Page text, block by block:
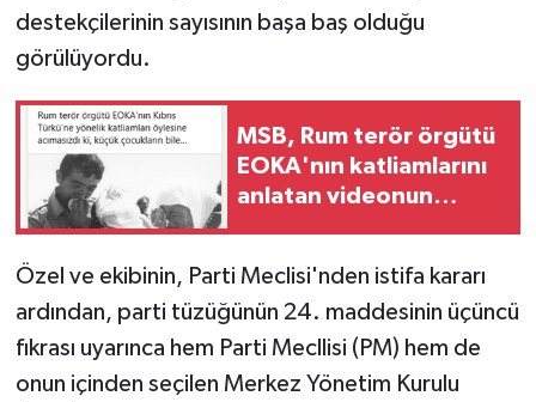
destekçilerinin sayısının başa baş olduğu
görülüyordu.
MSB, Rum terör örgütü
EOKA'nın katliamlarını
anlatan videonun
Özel ve ekibinin, Parti Meclisi'nden istifa kararı
ardından, parti tüzüğünün 24. maddesinin üçüncü
fıkrası uyarınca hem Parti Mecllisi (PM) hem de
onun içinden seçilen Merkez Yönetim Kurulu
YAŞAM